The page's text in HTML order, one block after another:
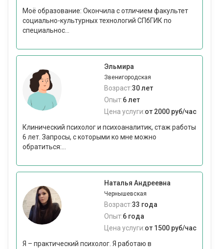
Моё образование: Окончила с отличием факультет
социально-культурных технологий СПбГИК по
специальнос...
Эльмира
Звенигородская
Возраст:30 лет
Опыт:6 лет
Цена услуги:от 2000 руб/час
Клинический психолог и психоаналитик, стаж работы
6 лет. Запросы, с которыми ко мне можно
обратиться:...
Наталья Андреевна
Чернышевская
Возраст:33 года
Опыт:6 года
Цена услуги:от 1500 руб/час
Я – практический психолог. Я работаю в